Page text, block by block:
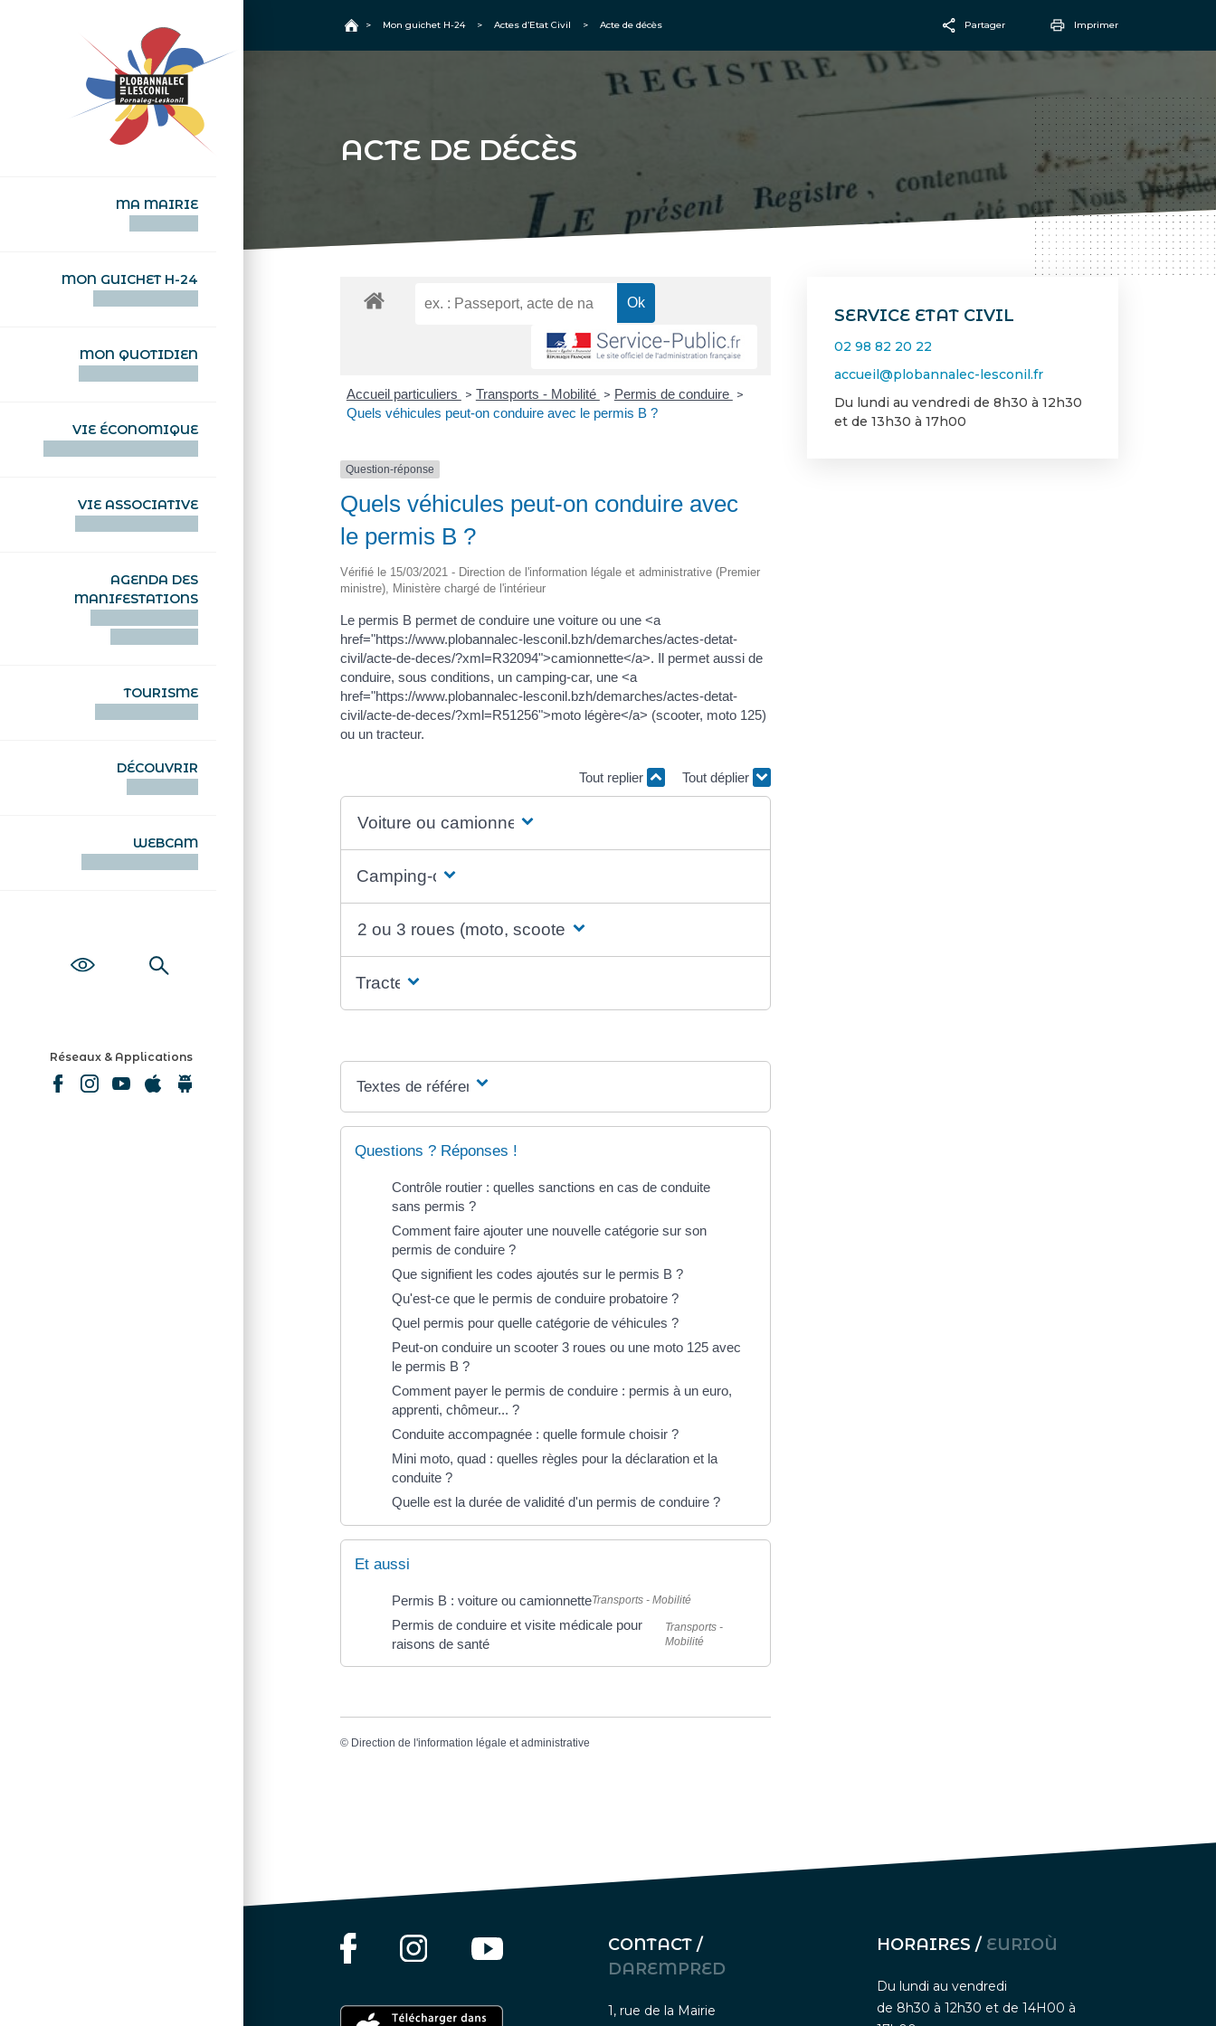
MA MAIRIE
MON GUICHET H-24
MON QUOTIDIEN
VIE ÉCONOMIQUE
VIE ASSOCIATIVE
AGENDA DES
MANIFESTATIONS
TOURISME
DÉCOUVRIR
WEBCAM
Réseaux & Applications
Accueil
> Mon guichet H-24 > Actes d’Etat Civil > Acte de décès Partager Imprimer
ACTE DE DÉCÈS
SERVICE ETAT CIVIL
02 98 82 20 22
accueil@plobannalec-lesconil.fr
Du lundi au vendredi de 8h30 à 12h30
et de 13h30 à 17h00
Accueil particuliers > Transports - Mobilité > Permis de conduire >
Quels véhicules peut-on conduire avec le permis B ?
Question-réponse
Quels véhicules peut-on conduire avec
le permis B ?
Vérifié le 15/03/2021 - Direction de l'information légale et administrative (Premier
ministre), Ministère chargé de l'intérieur
Le permis B permet de conduire une voiture ou une <a
href="https://www.plobannalec-lesconil.bzh/demarches/actes-detat-
civil/acte-de-deces/?xml=R32094">camionnette</a>. Il permet aussi de
conduire, sous conditions, un camping-car, une <a
href="https://www.plobannalec-lesconil.bzh/demarches/actes-detat-
civil/acte-de-deces/?xml=R51256">moto légère</a> (scooter, moto 125)
ou un tracteur.
Tout replier Tout déplier
Voiture ou camionnette
Camping-car
2 ou 3 roues (moto, scooter...)
Tracteur
Textes de référence
Questions ? Réponses !
Contrôle routier : quelles sanctions en cas de conduite
sans permis ?
Comment faire ajouter une nouvelle catégorie sur son
permis de conduire ?
Que signifient les codes ajoutés sur le permis B ?
Qu'est-ce que le permis de conduire probatoire ?
Quel permis pour quelle catégorie de véhicules ?
Peut-on conduire un scooter 3 roues ou une moto 125 avec
le permis B ?
Comment payer le permis de conduire : permis à un euro,
apprenti, chômeur... ?
Conduite accompagnée : quelle formule choisir ?
Mini moto, quad : quelles règles pour la déclaration et la
conduite ?
Quelle est la durée de validité d'un permis de conduire ?
Et aussi
Permis B : voiture ou camionnetteTransports - Mobilité
Permis de conduire et visite médicale pour
raisons de santé
Transports -
Mobilité
© Direction de l'information légale et administrative
CONTACT /
DAREMPRED
1, rue de la Mairie
HORAIRES / EURIOÙ
Du lundi au vendredi
de 8h30 à 12h30 et de 14H00 à